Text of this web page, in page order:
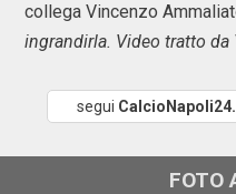
collega Vincenzo
ingrandirla. Video tratto da
segui
FOTO